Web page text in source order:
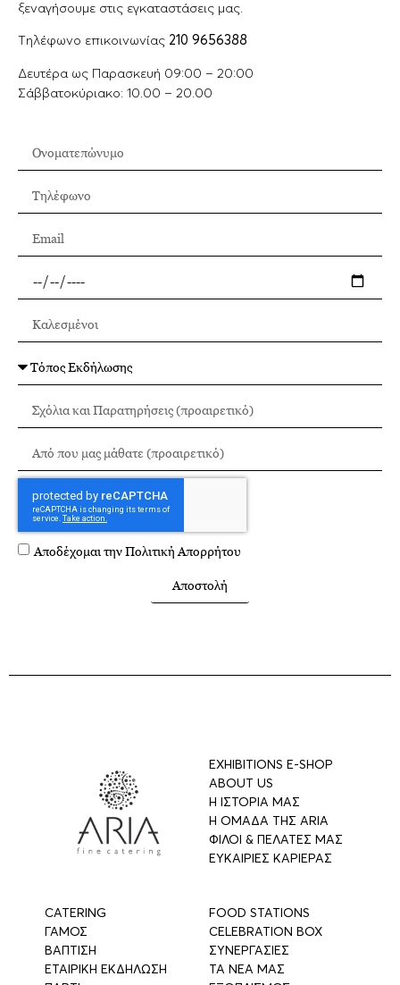
ξεναγήσουμε στις εγκαταστάσεις μας.
Tηλέφωνο επικοινωνίας 210 9656388
Δευτέρα ως Παρασκευή 09:00 – 20:00
Σάββατοκύριακο: 10.00 – 20.00
Αποδέχομαι τηνΠολιτική Απορρήτου
Αποστολή
EXHIBITIONS E-SHOP
ABOUT US
Η ΙΣΤΟΡΙΑ ΜΑΣ
Η ΟΜΑΔΑ ΤΗΣ ARIA
ΦΙΛΟΙ & ΠΕΛΑΤΕΣ ΜΑΣ
ΕΥΚΑΙΡΙΕΣ ΚΑΡΙΕΡΑΣ
CATERING
ΓΑΜΟΣ
ΒΑΠΤΙΣΗ
ΕΤΑΙΡΙΚΗ ΕΚΔΗΛΩΣΗ
FOOD STATIONS
CELEBRATION BOX
ΣΥΝΕΡΓΑΣΙΕΣ
ΤΑ ΝΕΑ ΜΑΣ